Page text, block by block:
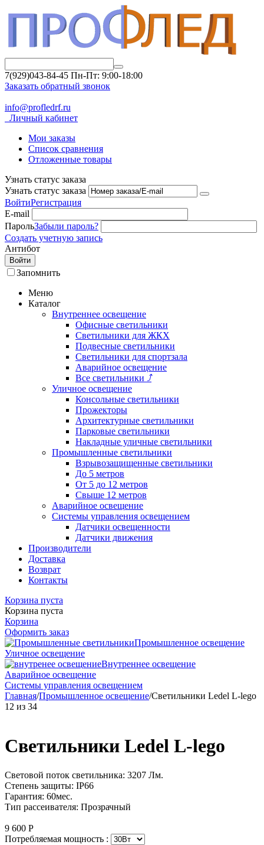
7(929)043-84-45 Пн-Пт: 9:00-18:00
Заказать обратный звонок
info@profledrf.ru
Личный кабинет
Мои заказы
Список сравнения
Отложенные товары
Узнать статус заказа
Узнать статус заказа
ВойтиРегистрация
E-mail
ПарольЗабыли пароль?
Создать учетную запись
Антибот
Войти
Запомнить
Меню
Каталог
Внутреннее освещение
Офисные светильники
Светильники для ЖКХ
Подвесные светильники
Светильники для спортзала
Аварийное освещение
Все светильники ⤴
Уличное освещение
Консольные светильники
Прожекторы
Архитектурные светильники
Парковые светильники
Накладные уличные светильники
Промышленные светильники
Взрывозащищенные светильники
До 5 метров
От 5 до 12 метров
Свыше 12 метров
Аварийное освещение
Системы управления освещением
Датчики освещенности
Датчики движения
Производители
Доставка
Возврат
Контакты
Корзина пуста
Корзина пуста
Корзина
Оформить заказ
Промышленное освещение
Уличное освещение
Внутреннее освещение
Аварийное освещение
Системы управления освещением
Главная/Промышленное освещение/Светильники Ledel L-lego
12 из 34
Светильники Ledel L-lego
Световой поток светильника: 3207 Лм.
Степень защиты: IP66
Гарантия: 60мес.
Тип рассеивателя: Прозрачный
9 600 Р
Потребляемая мощность :